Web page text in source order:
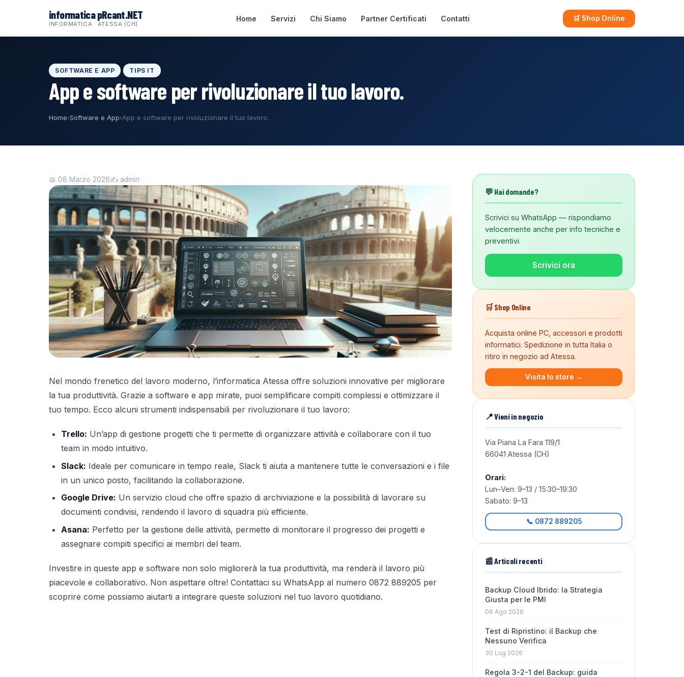
informatica pRcant.NET
INFORMATICA · ATESSA (CH)
Home Servizi Chi Siamo Partner Certificati Contatti 🛒 Shop Online
SOFTWARE E APP TIPS IT
App e software per rivoluzionare il tuo lavoro.
Home›Software e App›App e software per rivoluzionare il tuo lavoro.
📅 08 Marzo 2026✍️ admin
Nel mondo frenetico del lavoro moderno, l’informatica Atessa offre soluzioni innovative per migliorare
la tua produttività. Grazie a software e app mirate, puoi semplificare compiti complessi e ottimizzare il
tuo tempo. Ecco alcuni strumenti indispensabili per rivoluzionare il tuo lavoro:
Trello: Un’app di gestione progetti che ti permette di organizzare attività e collaborare con il tuo
team in modo intuitivo.
Slack: Ideale per comunicare in tempo reale, Slack ti aiuta a mantenere tutte le conversazioni e i file
in un unico posto, facilitando la collaborazione.
Google Drive: Un servizio cloud che offre spazio di archiviazione e la possibilità di lavorare su
documenti condivisi, rendendo il lavoro di squadra più efficiente.
Asana: Perfetto per la gestione delle attività, permette di monitorare il progresso dei progetti e
assegnare compiti specifici ai membri del team.
Investire in queste app e software non solo migliorerà la tua produttività, ma renderà il lavoro più
piacevole e collaborativo. Non aspettare oltre! Contattaci su WhatsApp al numero 0872 889205 per
scoprire come possiamo aiutarti a integrare queste soluzioni nel tuo lavoro quotidiano.
💬 Hai domande?
Scrivici su WhatsApp — rispondiamo
velocemente anche per info tecniche e
preventivi.
Scrivici ora
🛒 Shop Online
Acquista online PC, accessori e prodotti
informatici. Spedizione in tutta Italia o
ritiro in negozio ad Atessa.
Visita lo store →
📍 Vieni in negozio
Via Piana La Fara 119/1
66041 Atessa (CH)
Orari:
Lun–Ven: 9–13 / 15:30–19:30
Sabato: 9–13
📞 0872 889205
📰 Articoli recenti
Backup Cloud Ibrido: la Strategia
Giusta per le PMI
06 Ago 2026
Test di Ripristino: il Backup che
Nessuno Verifica
30 Lug 2026
Regola 3-2-1 del Backup: guida